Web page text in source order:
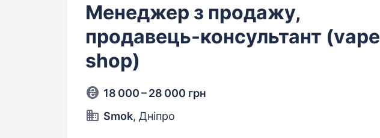
Менеджер з продажу,
продавець-консультант (vape
shop)
18 000 – 28 000 грн
Smok, Дніпро